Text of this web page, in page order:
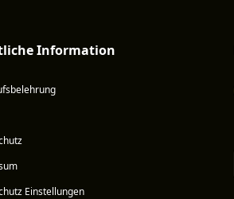
Information
Einstellungen